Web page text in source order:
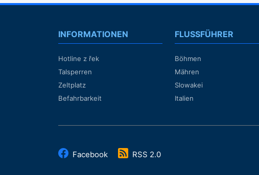
INFORMATIONEN
Hotline z řek
Talsperren
Zeltplatz
Befahrbarkeit
FLUSSFÜHRER
Böhmen
Mähren
Slowakei
Italien
Facebook RSS 2.0